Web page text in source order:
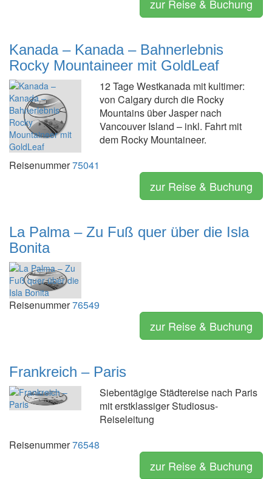
zur Reise & Buchung
Kanada – Kanada – Bahnerlebnis
Rocky Mountaineer mit GoldLeaf
12 Tage Westkanada mit kultimer:
von Calgary durch die Rocky
Mountains über Jasper nach
Vancouver Island – inkl. Fahrt mit
dem Rocky Mountaineer.
Reisenummer75041
zur Reise & Buchung
La Palma – Zu Fuß quer über die Isla
Bonita
Reisenummer76549
zur Reise & Buchung
Frankreich – Paris
Siebentägige Städtereise nach Paris
mit erstklassiger Studiosus-
Reiseleitung
Reisenummer76548
zur Reise & Buchung